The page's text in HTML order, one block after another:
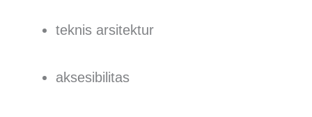
teknis arsitektur
aksesibilitas